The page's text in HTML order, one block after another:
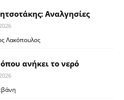
Αναλγησίες
Λακόπουλος
ανήκει το νερό